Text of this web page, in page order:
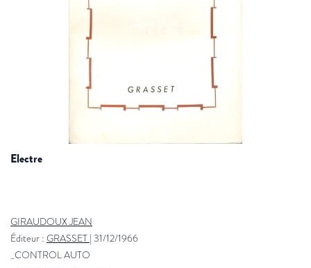
electre
GIRAUDOUX JEAN
Éditeur : GRASSET 31/12/1966
_CONTROL AUTO